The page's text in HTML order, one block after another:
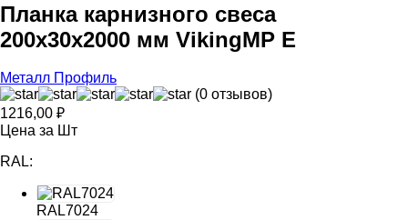
Планка карнизного свеса
200х30х2000 мм VikingMP E
Металл Профиль
(0 отзывов)
1216,00 ₽
Цена за Шт
RAL:
RAL7024